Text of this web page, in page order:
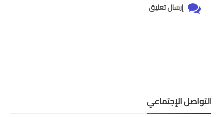
إرسال تعليق
التواصل الإجتماعي